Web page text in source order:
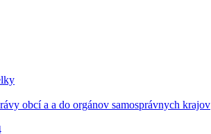
obcí a a do orgánov samosprávnych krajov